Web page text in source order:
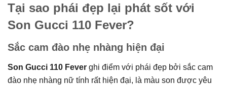
Tại sao phái đẹp lại phát sốt với
Son Gucci 110 Fever?
Sắc cam đào nhẹ nhàng hiện đại
Son Gucci 110 Fever ghi điểm với phái đẹp bởi sắc cam
đào nhẹ nhàng nữ tính rất hiện đại, là màu son được yêu